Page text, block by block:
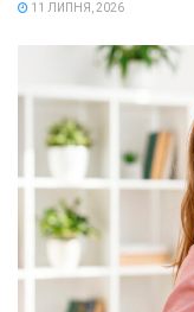
11 ЛИПНЯ, 2026